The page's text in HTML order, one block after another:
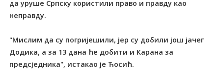
да уруше Српску користили право и правду као
неправду.
"Мислим да су погријешили, јер су добили још јачег
Додика, а за 13 дана ће добити и Карана за
предсједника", истакао је Ћосић.